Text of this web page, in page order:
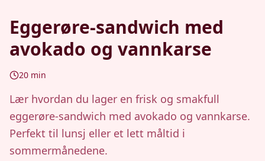
Eggerøre-sandwich med
avokado og vannkarse
20 min
Lær hvordan du lager en frisk og smakfull
eggerøre-sandwich med avokado og vannkarse.
Perfekt til lunsj eller et lett måltid i
sommermånedene.